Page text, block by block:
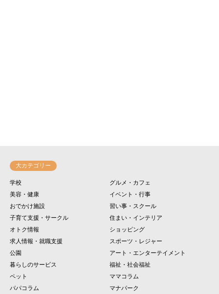
大カテゴリー
学校
グルメ・カフェ
美容・健康
イベント・行事
おでかけ施設
習い事・スクール
子育て支援・サークル
住まい・インテリア
オトク情報
ショッピング
求人情報・就職支援
スポーツ・レジャー
公園
アート・エンターテイメント
暮らしのサービス
福祉・社会福祉
ペット
ママコラム
パパコラム
マナパーク